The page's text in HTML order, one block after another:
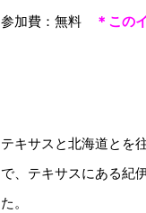
参加費：無料 ＊この
テキサスと北海道とを
で、テキサスにある紀
た。